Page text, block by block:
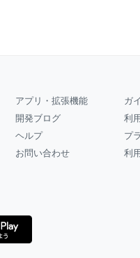
アプリ・拡張機能
開発ブログ
ヘルプ
お問い合わせ
ガ
利
プ
利